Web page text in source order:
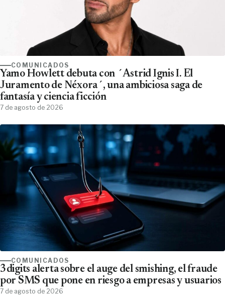
COMUNICADOS
Yamo Howlett debuta con ´Astrid Ignis I. El
Juramento de Néxora´, una ambiciosa saga de
fantasía y ciencia ficción
7 de agosto de 2026
COMUNICADOS
3digits alerta sobre el auge del smishing, el fraude
por SMS que pone en riesgo a empresas y usuarios
7 de agosto de 2026